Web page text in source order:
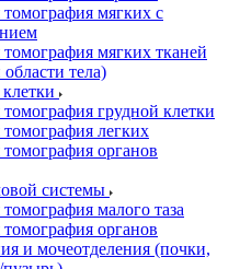
мягких с
мягких тканей
тела)
грудной клетки
легких
органов
системы
малого таза
органов
и мочеотделения (почки,